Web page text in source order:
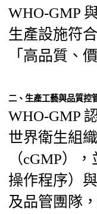
WHO‑GMP
生產設施符
「高品質、
二、生產工藝與品質控
WHO‑GMP
世界衛生組
（cGMP）
操作程序）
及品管團隊